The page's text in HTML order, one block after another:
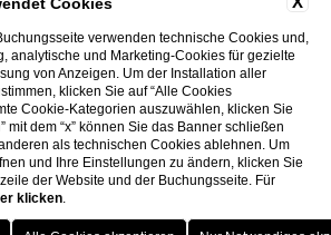
verwenden technische Cookies und,
analytische und Marketing-Cookies für gezielte
von Anzeigen. Um der Installation aller
klicken Sie auf “Alle Cookies
Cookie-Kategorien auszuwählen, klicken Sie
mit dem “x” können Sie das Banner schließen
als technischen Cookies ablehnen. Um
und Ihre Einstellungen zu ändern, klicken Sie
der Website und der Buchungsseite. Für
klicken.